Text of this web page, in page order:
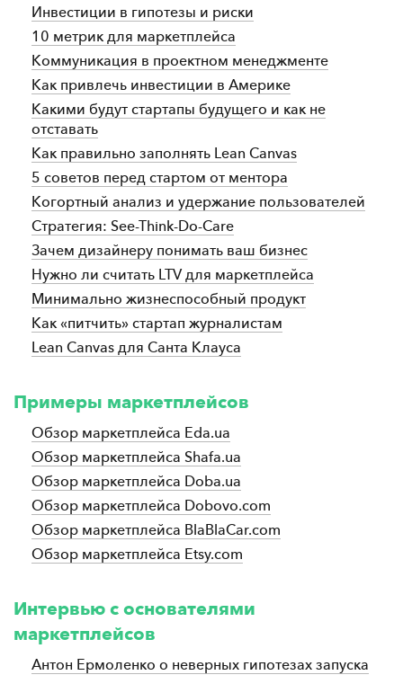
Инвестиции в гипотезы и риски
10 метрик для маркетплейса
Коммуникация в проектном менеджменте
Как привлечь инвестиции в Америке
Какими будут стартапы будущего и как не
отставать
Как правильно заполнять Lean Canvas
5 советов перед стартом от ментора
Когортный анализ и удержание пользователей
Cтратегия: See-Think-Do-Care
Зачем дизайнеру понимать ваш бизнес
Нужно ли считать LTV для маркетплейса
Минимально жизнеспособный продукт
Как «питчить» стартап журналистам
Lean Canvas для Санта Клауса
Примеры маркетплейсов
Обзор маркетплейса Eda.ua
Обзор маркетплейса Shafa.ua
Обзор маркетплейса Doba.ua
Обзор маркетплейса Dobovo.com
Обзор маркетплейса BlaBlaCar.com
Обзор маркетплейса Etsy.com
Интервью с основателями
маркетплейсов
Антон Ермоленко о неверных гипотезах запуска